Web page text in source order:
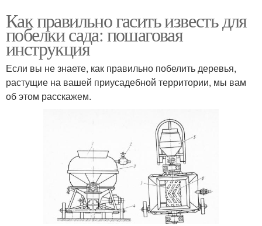
Как правильно гасить известь для
побелки сада: пошаговая
инструкция
Если вы не знаете, как правильно побелить деревья,
растущие на вашей приусадебной территории, мы вам
об этом расскажем.